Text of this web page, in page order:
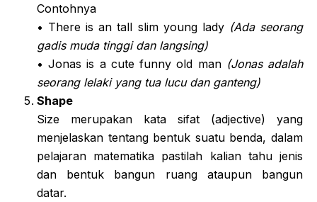
Contohnya
• There is an tall slim young lady (Ada seorang
gadis muda tinggi dan langsing)
• Jonas is a cute funny old man (Jonas adalah
seorang lelaki yang tua lucu dan ganteng)
Shape
Size merupakan kata sifat (adjective) yang
menjelaskan tentang bentuk suatu benda, dalam
pelajaran matematika pastilah kalian tahu jenis
dan bentuk bangun ruang ataupun bangun
datar.